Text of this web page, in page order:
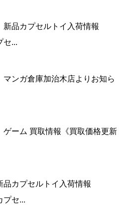
新品カプセルトイ入荷情報
セ...
マンガ倉庫加治木店よりお知ら
ゲーム 買取情報《買取価格更新
品カプセルトイ入荷情報
セ...